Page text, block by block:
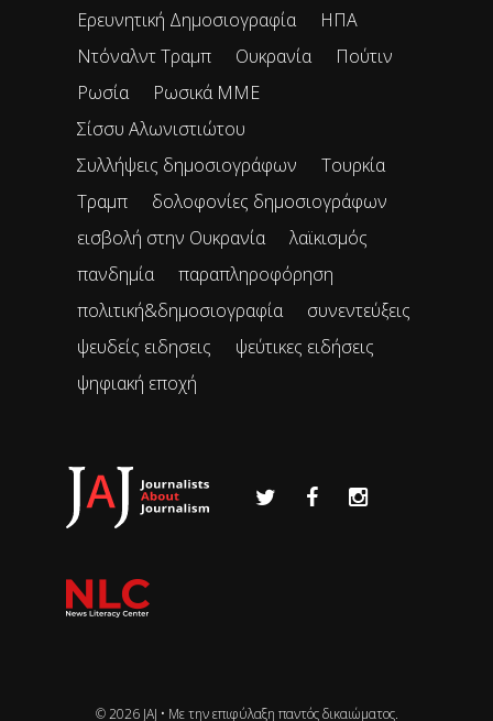
Ερευνητική Δημοσιογραφία
ΗΠΑ
Ντόναλντ Τραμπ
Ουκρανία
Πούτιν
Ρωσία
Ρωσικά ΜΜΕ
Σίσσυ Αλωνιστιώτου
Συλλήψεις δημοσιογράφων
Τουρκία
Τραμπ
δολοφονίες δημοσιογράφων
εισβολή στην Ουκρανία
λαϊκισμός
πανδημία
παραπληροφόρηση
πολιτική&δημοσιογραφία
συνεντεύξεις
ψευδείς ειδησεις
ψεύτικες ειδήσεις
ψηφιακή εποχή
© 2026 JAJ • Mε την επιφύλαξη παντός δικαιώματος.